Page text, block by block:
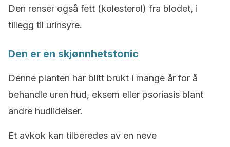
Den renser også fett (kolesterol) fra blodet, i
tillegg til urinsyre.
Den er en skjønnhetstonic
Denne planten har blitt brukt i mange år for å
behandle uren hud, eksem eller psoriasis blant
andre hudlidelser.
Et avkok kan tilberedes av en neve